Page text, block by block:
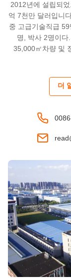
2012년에 설립되
억 7천만 달러입니
중 고급기술직급
명, 박사 2명이
35,000㎡차량 및
더